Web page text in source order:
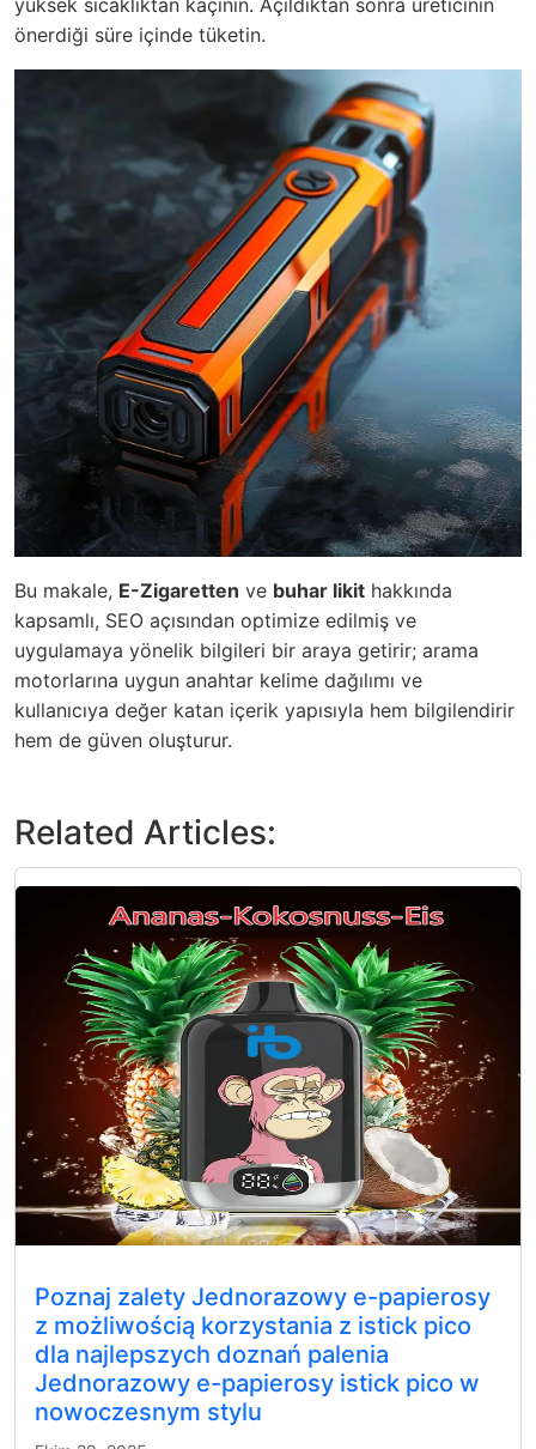
yüksek sıcaklıktan kaçının. Açıldıktan sonra üreticinin
önerdiği süre içinde tüketin.
Bu makale, E-Zigaretten ve buhar likit hakkında
kapsamlı, SEO açısından optimize edilmiş ve
uygulamaya yönelik bilgileri bir araya getirir; arama
motorlarına uygun anahtar kelime dağılımı ve
kullanıcıya değer katan içerik yapısıyla hem bilgilendirir
hem de güven oluşturur.
Related Articles:
Poznaj zalety Jednorazowy e-papierosy
z możliwością korzystania z istick pico
dla najlepszych doznań palenia
Jednorazowy e-papierosy istick pico w
nowoczesnym stylu